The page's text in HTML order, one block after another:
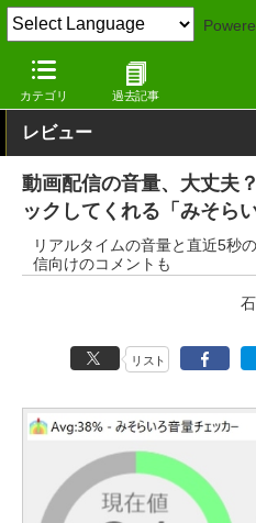
カテゴリ 過去記事
窓の杜 画像・映像・音楽
レビュー
動画配信の音量、大丈夫
ックしてくれる「みそら
リアルタイムの音量と直近5秒
信向けのコメントも
リスト